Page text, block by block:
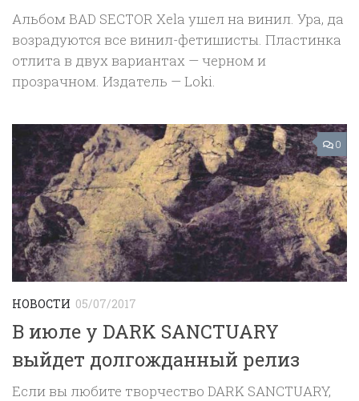
Альбом BAD SECTOR Xela ушел на винил. Ура, да
возрадуются все винил-фетишисты. Пластинка
отлита в двух вариантах — черном и
прозрачном. Издатель — Loki.
0
НОВОСТИ 05/07/2017
В июле у DARK SANCTUARY
выйдет долгожданный релиз
Если вы любите творчество DARK SANCTUARY,